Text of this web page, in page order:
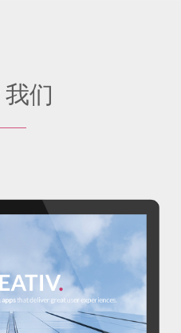
我们